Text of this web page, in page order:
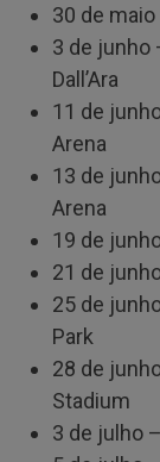
30 de
3 de junho
Dall’Ara
11 de
Arena
13 de
Arena
19 de
21 de
25 de
Park
28 de
Stadium
3 de julho